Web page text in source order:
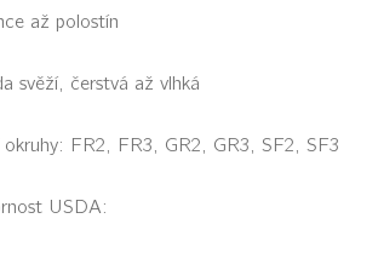
až polostín
svěží, čerstvá až vlhká
FR2, FR3, GR2, GR3, SF2, SF3
USDA: